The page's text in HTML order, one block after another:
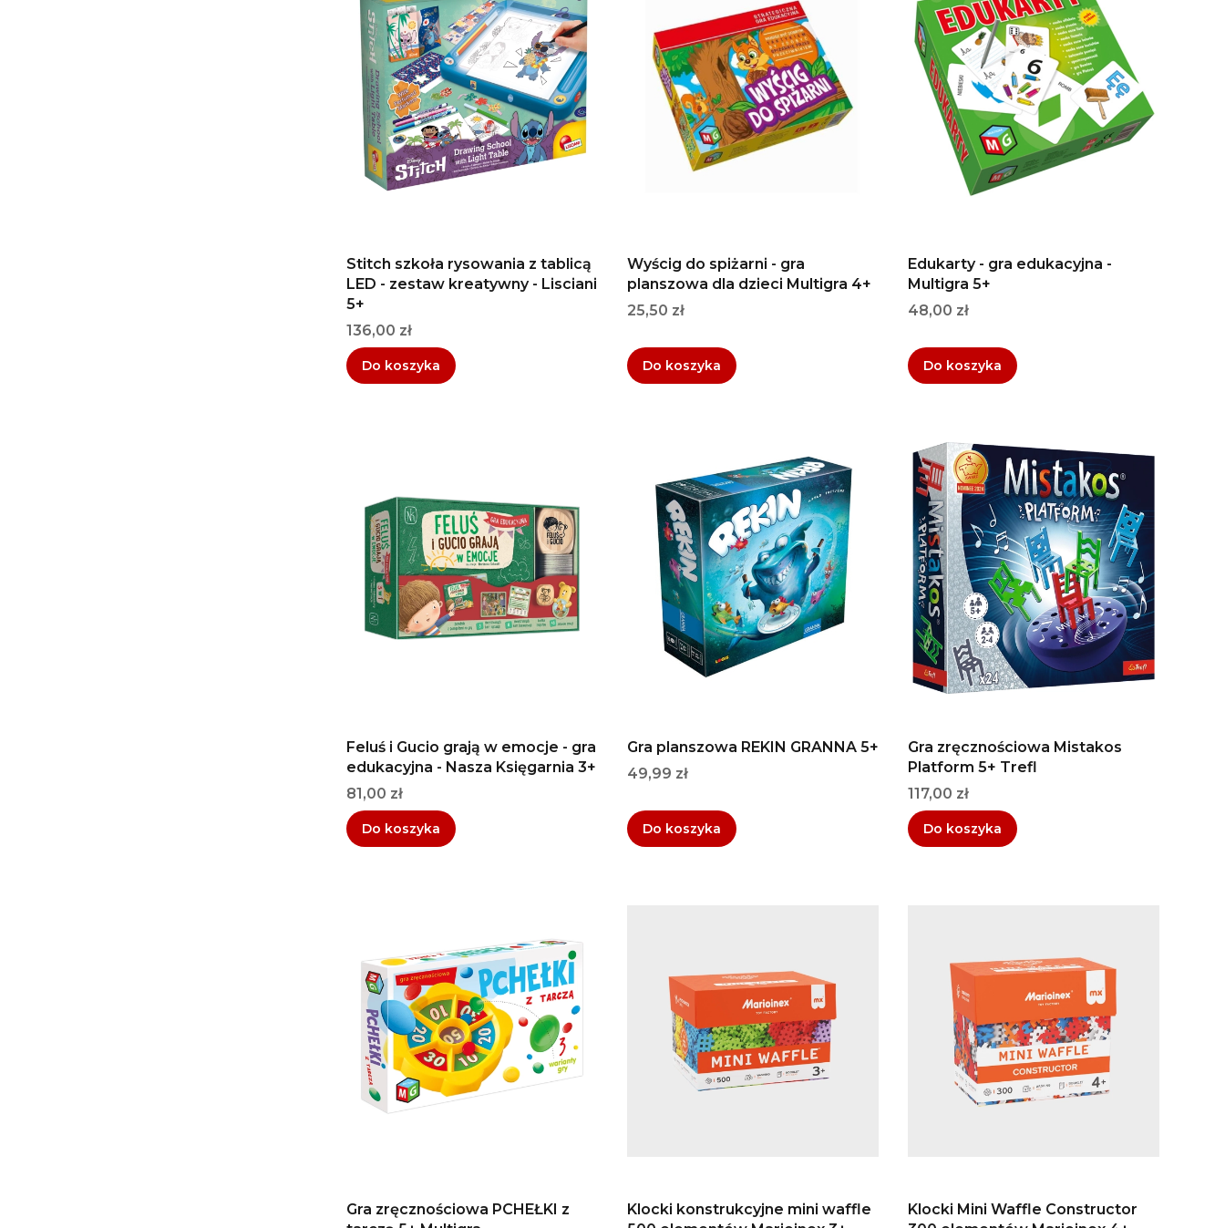
Stitch szkoła rysowania z tablicą
LED - zestaw kreatywny - Lisciani
5+
Cena
136,00 zł
Do koszyka
Wyścig do spiżarni - gra
planszowa dla dzieci Multigra 4+
Cena
25,50 zł
Do koszyka
Edukarty - gra edukacyjna -
Multigra 5+
Cena
48,00 zł
Do koszyka
Feluś i Gucio grają w emocje - gra
edukacyjna - Nasza Księgarnia 3+
Cena
81,00 zł
Do koszyka
Gra planszowa REKIN GRANNA 5+
Cena
49,99 zł
Do koszyka
Gra zręcznościowa Mistakos
Platform 5+ Trefl
Cena
117,00 zł
Do koszyka
Gra zręcznościowa PCHEŁKI z
Klocki konstrukcyjne mini waffle
Klocki Mini Waffle Constructor